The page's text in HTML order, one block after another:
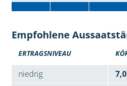
Empfohlene
ERTRAGSNIVEAU
niedrig
7,0